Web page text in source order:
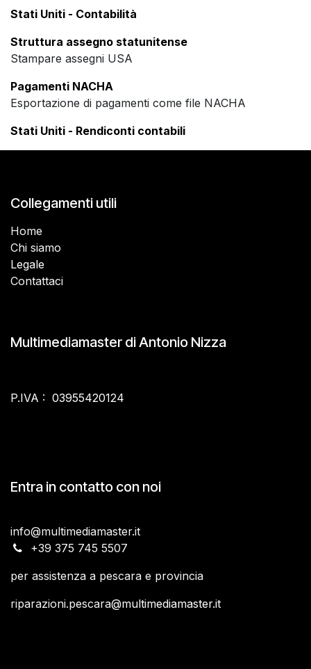
Stati Uniti - Contabilità
Struttura assegno statunitense
Stampare assegni USA
Pagamenti NACHA
Esportazione di pagamenti come file NACHA
Stati Uniti - Rendiconti contabili
Collegamenti utili
Home
Chi siamo
Legale
Contattaci
Multimediamaster di Antonio Nizza
P.IVA : 03955420124
Entra in contatto con noi
info@multimediamaster.it
​+39 375 745 5507
per assistenza a pescara e provincia
riparazioni.pescara@multimediamaster.it